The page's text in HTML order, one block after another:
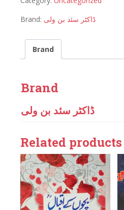
Brand: ڈاکٹر سئد بن ولی
Brand
Brand
ڈاکٹر سئد بن ولی
Related products